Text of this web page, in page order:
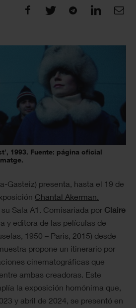
1993. Fuente: página oficial
Gasteiz) presenta, hasta el 19 de
Chantal Akerman.
su Sala A1. Comisariada por Claire
y editora de las películas de
1950 – Paris, 2015) desde
propone un itinerario por
cinematográficas que
ambas creadoras. Este
la exposición homónima que,
y abril de 2024, se presentó en